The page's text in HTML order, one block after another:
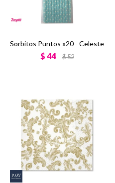
Sorbitos Puntos x20 - Celeste
$ 44 $52